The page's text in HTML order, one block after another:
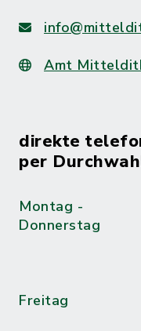
Amt
direkte
per
Montag -
Donnerstag
Freitag